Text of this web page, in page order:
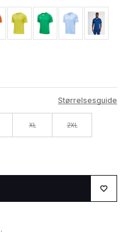
Størrelsesguide
XL 2XL